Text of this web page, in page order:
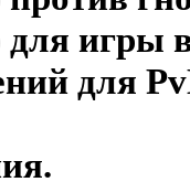
для игры
для